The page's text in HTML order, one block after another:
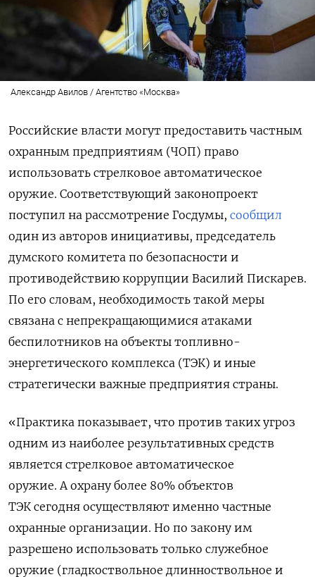
Александр Авилов / Агентство «Москва»
Российские власти могут предоставить частным
охранным предприятиям (ЧОП) право
использовать стрелковое автоматическое
оружие. Соответствующий законопроект
поступил на рассмотрение Госдумы, сообщил
один из авторов инициативы, председатель
думского комитета по безопасности и
противодействию коррупции Василий Пискарев.
По его словам, необходимость такой меры
связана с непрекращающимися атаками
беспилотников на объекты топливно-
энергетического комплекса (ТЭК) и иные
стратегически важные предприятия страны.
«Практика показывает, что против таких угроз
одним из наиболее результативных средств
является стрелковое автоматическое
оружие. А охрану более 80% объектов
ТЭК сегодня осуществляют именно частные
охранные организации. Но по закону им
разрешено использовать только служебное
оружие (гладкоствольное длинноствольное и